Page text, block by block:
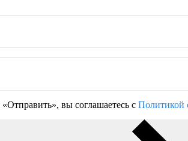
вы соглашаетесь с Политикой